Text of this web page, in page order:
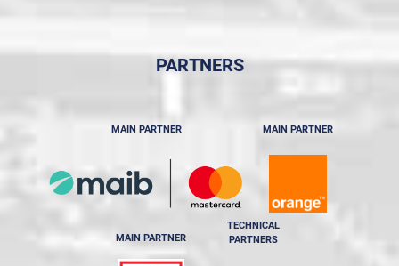
PARTNERS
MAIN PARTNER MAIN PARTNER
MAIN PARTNER
TECHNICAL
PARTNERS